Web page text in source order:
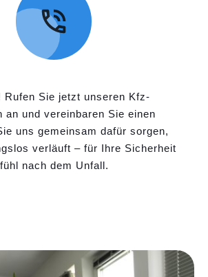
Rufen Sie jetzt unseren Kfz-
an und vereinbaren Sie einen
uns gemeinsam dafür sorgen,
verläuft – für Ihre Sicherheit
nach dem Unfall.